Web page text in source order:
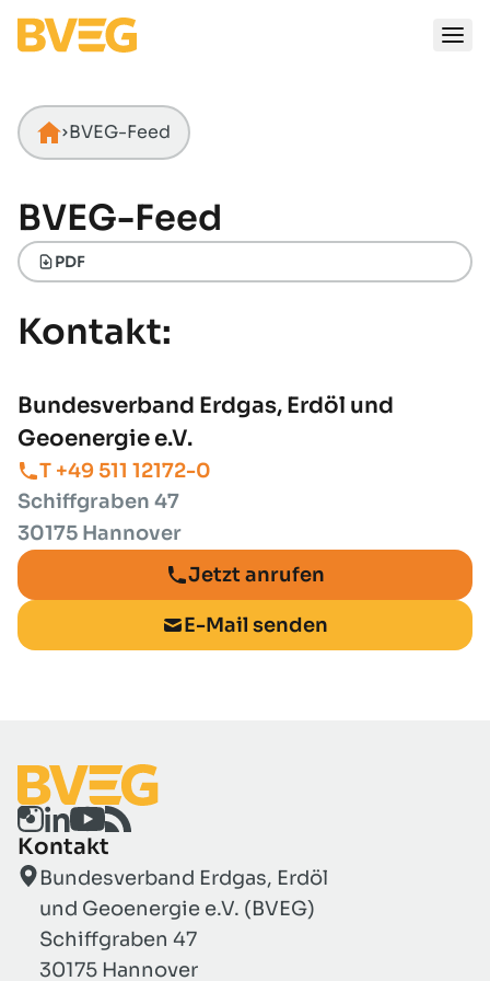
Startseite
BVEG-Feed
BVEG-Feed
PDF
Kontakt:
Bundesverband Erdgas, Erdöl und
Geoenergie e.V.
T +49 511 12172-0
Schiffgraben 47
30175 Hannover
Jetzt anrufen
E-Mail senden
Kontakt
Bundesverband Erdgas, Erdöl
und Geoenergie e.V. (BVEG)
Schiffgraben 47
30175 Hannover